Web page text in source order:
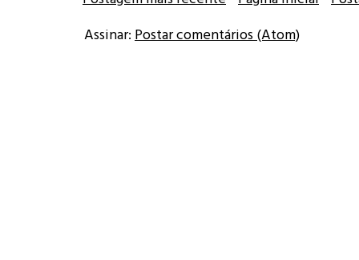
Assinar: Postar comentários (Atom)